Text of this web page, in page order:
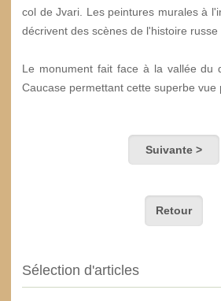
col de Jvari. Les peintures murales à
décrivent des scènes de l'histoire russe
Le monument fait face à la vallée du
Caucase permettant cette superbe vue
Suivante >
Retour
Sélection d'articles